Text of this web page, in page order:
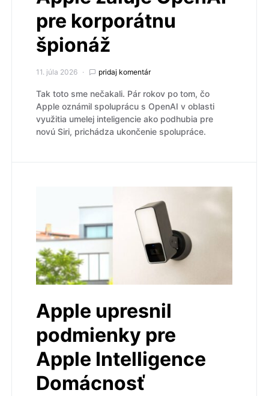
pre korporátnu
špionáž
11. júla 2026 pridaj komentár
Tak toto sme nečakali. Pár rokov po tom, čo
Apple oznámil spoluprácu s OpenAI v oblasti
využitia umelej inteligencie ako podhubia pre
novú Siri, prichádza ukončenie spolupráce.
Apple upresnil
podmienky pre
Apple Intelligence
Domácnosť